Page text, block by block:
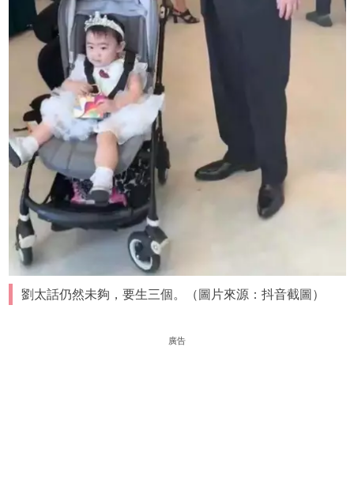
劉太話仍然未夠，要生三個。（圖片來源：抖音截圖）
廣告